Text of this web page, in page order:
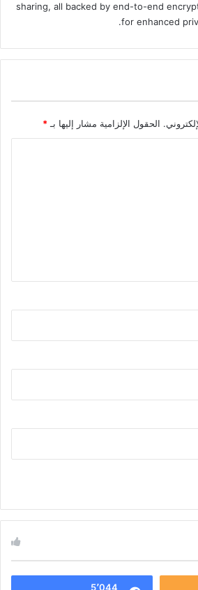
sharing, all backed by end-to-end
for enhanced
الحقول الإلزامية مشار إليها بـ*
5٬044